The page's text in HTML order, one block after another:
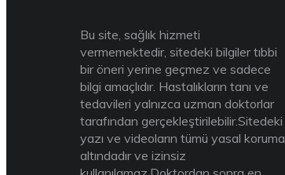
Bu site, sağlık hizmeti
vermemektedir, sitedeki bilgiler tıbbi
bir öneri yerine geçmez ve sadece
bilgi amaçlıdır. Hastalıkların tanı ve
tedavileri yalnızca uzman doktorlar
tarafından gerçekleştirilebilir.Sitedeki
yazı ve videoların tümü yasal koruma
altındadır ve izinsiz